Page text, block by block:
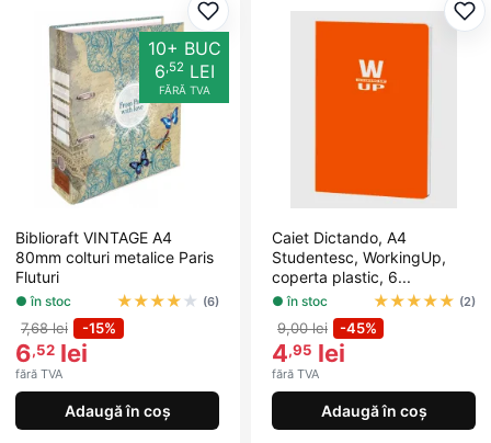
Adaugă la favorite
10+ BUC
6,52LEI
FĂRĂ TVA
Biblioraft VINTAGE A4
80mm colturi metalice Paris
Fluturi
● în stoc ★★★★ ★ (6)
7,68 lei -15%
6,52 lei
fără TVA
Adaugă în coș
Caiet Dictando, A4
Studentesc, WorkingUp,
coperta plastic, 6...
● în stoc ★★★★★ (2)
9,00 lei -45%
4,95 lei
fără TVA
Adaugă în coș